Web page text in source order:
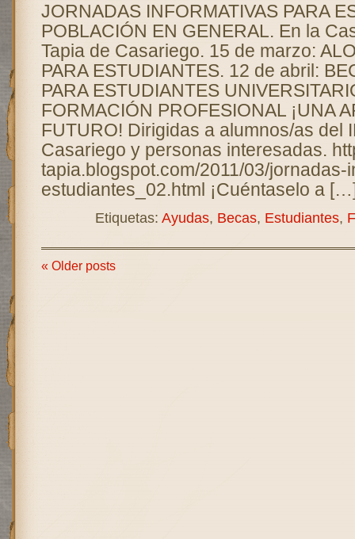
JORNADAS INFORMATIVAS PARA
POBLACIÓN EN GENERAL. En la
Tapia de Casariego. 15 de marzo:
PARA ESTUDIANTES. 12 de abril:
PARA ESTUDIANTES
FORMACIÓN PROFESIONAL ¡UNA
FUTURO! Dirigidas a alumnos/as del
Casariego y personas interesadas.
tapia.blogspot.com/2011/03/jornadas-
estudiantes_02.html ¡Cuéntaselo a
Etiquetas: Ayudas, Becas, Estudiantes,
« Older posts